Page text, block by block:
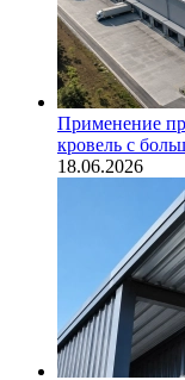
Применение
кровель с
18.06.2026